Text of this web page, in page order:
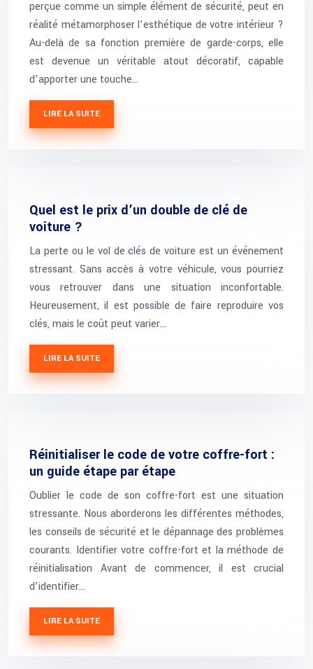
perçue comme un simple élément de sécurité, peut en
réalité métamorphoser l’esthétique de votre intérieur ?
Au-delà de sa fonction première de garde-corps, elle
est devenue un véritable atout décoratif, capable
d’apporter une touche…
LIRE LA SUITE
Quel est le prix d’un double de clé de
voiture ?
La perte ou le vol de clés de voiture est un événement
stressant. Sans accès à votre véhicule, vous pourriez
vous retrouver dans une situation inconfortable.
Heureusement, il est possible de faire reproduire vos
clés, mais le coût peut varier…
LIRE LA SUITE
Réinitialiser le code de votre coffre-fort :
un guide étape par étape
Oublier le code de son coffre-fort est une situation
stressante. Nous aborderons les différentes méthodes,
les conseils de sécurité et le dépannage des problèmes
courants. Identifier votre coffre-fort et la méthode de
réinitialisation Avant de commencer, il est crucial
d’identifier…
LIRE LA SUITE